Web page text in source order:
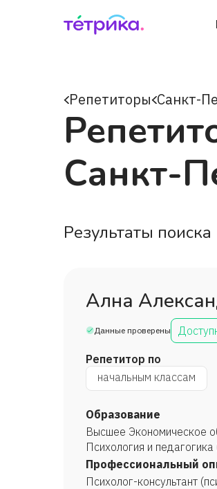
Репетиторы Санкт-
Санкт-
Результаты поиска
Ална
Данные проверены
Репетитор по
начальным классам
Образование
Высшее Экономическое
Психология и
Профессиональный
Психолог-консультант (психосоматика)